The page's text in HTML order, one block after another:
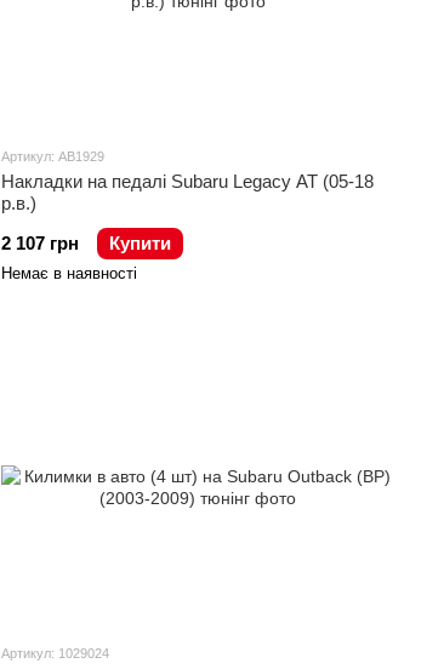
Артикул: AB1929
Накладки на педалі Subaru Legacy AT (05-18
р.в.)
2 107 грн
Купити
Немає в наявності
Артикул: 1029024